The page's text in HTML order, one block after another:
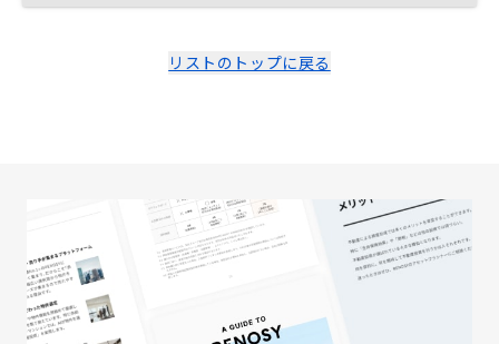
リストのトップに戻る